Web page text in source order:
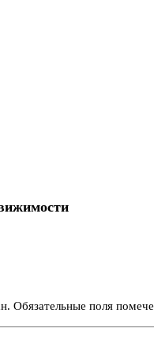
Обязательные поля